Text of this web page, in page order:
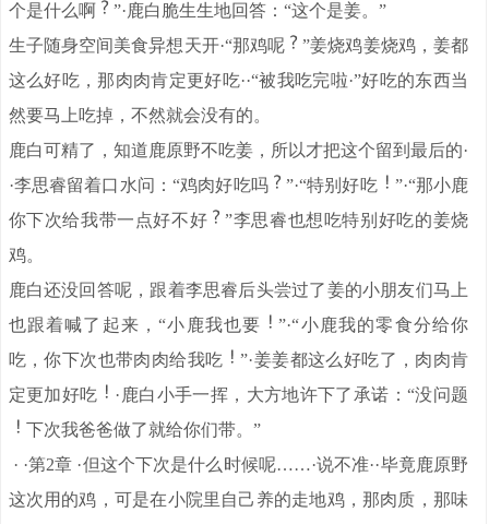
个是什么啊
”·鹿白脆生生地回答：“这个是姜。”
生子随身空间美食异想天开·“那鸡呢
”姜烧鸡姜烧鸡，姜都
这么好吃，那肉肉肯定更好吃··“被我吃完啦·”好吃的东西当
然要马上吃掉，不然就会没有的。
鹿白可精了，知道鹿原野不吃姜，所以才把这个留到最后的·
·李思睿留着口水问：“鸡肉好吃吗
”·“特别好吃
”·“那小鹿
你下次给我带一点好不好
”李思睿也想吃特别好吃的姜烧
鸡。
鹿白还没回答呢，跟着李思睿后头尝过了姜的小朋友们马上
也跟着喊了起来，“小鹿我也要
”·“小鹿我的零食分给你
吃，你下次也带肉肉给我吃
”·姜姜都这么好吃了，肉肉肯
定更加好吃
·鹿白小手一挥，大方地许下了承诺：“没问题
下次我爸爸做了就给你们带。”
· ·第2章 ·但这个下次是什么时候呢……·说不准··毕竟鹿原野
这次用的鸡，可是在小院里自己养的走地鸡，那肉质，那味